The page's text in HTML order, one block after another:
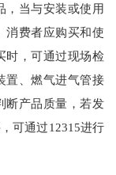
当与安装或使用
消费者应购买和使
时，可通过现场检
置、燃气进气管接
断产品质量，若发
可通过12315进行